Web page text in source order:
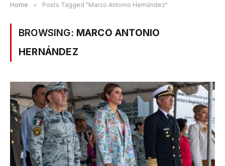
Home » Posts Tagged "Marco Antonio Hernández"
BROWSING: MARCO ANTONIO
HERNÁNDEZ